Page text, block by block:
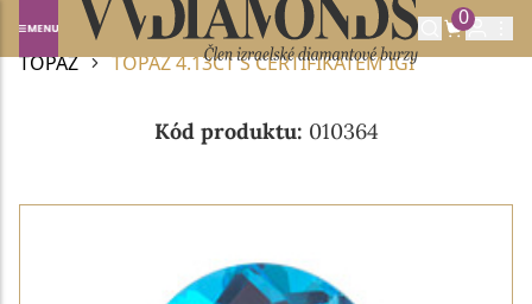
0
Domů
DRAHOKAMY A POLODRAHOKAMY
TOPAZ
TOPAZ 4.13CT S CERTIFIKÁTEM IGI
Kód produktu: 010364